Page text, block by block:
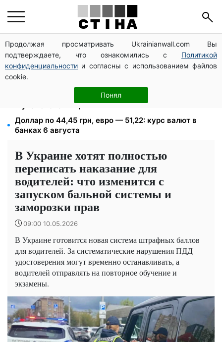
Продолжая просматривать Ukrainianwall.com Вы
подтверждаете, что ознакомились с Политикой
конфиденциальности и согласны с использованием файлов
cookie.
Понял
Депо Укрпочты уничтожено в Павлограде: двое
погибших, доставку пенсий восстановят резервом
113 млрд грн задолжали украинцы за коммуналку:
830 тысяч производств в реестре должников
1500 списанных, 500 уехали сразу: обыски в
Мукачевском ТЦК и ВВК
Доллар по 44,45 грн, евро — 51,22: курс валют в
банках 6 августа
В Украине хотят полностью
переписать наказание для
водителей: что изменится с
запуском бальной системы и
заморозки прав
09:00 10.05.2026
В Украине готовится новая система штрафных баллов
для водителей. За систематические нарушения ПДД
удостоверения могут временно останавливать, а
водителей отправлять на повторное обучение и
экзамены.